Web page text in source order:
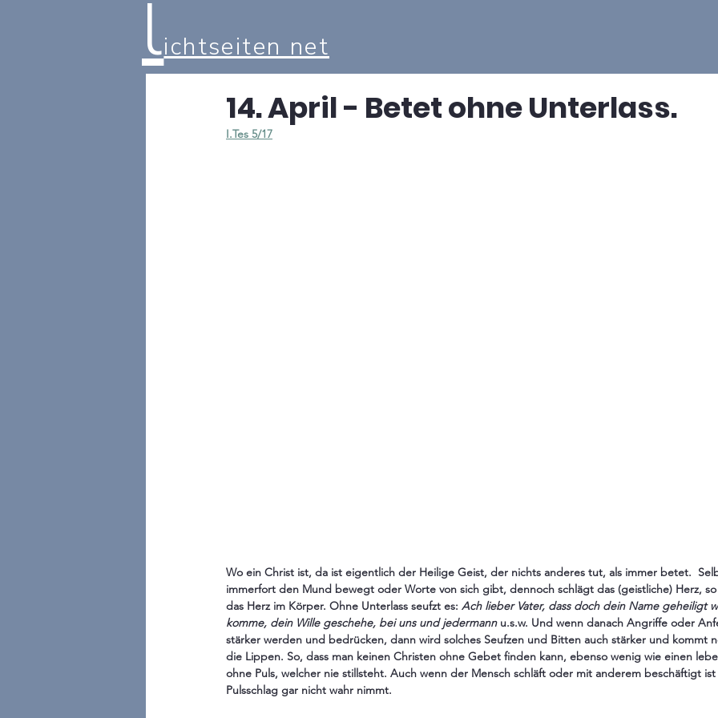
lichtseiten net
14. April - Betet ohne Unterlass.
I.Tes 5/17
Wo ein Christ ist, da ist eigentlich der Heilige Geist, der nichts anderes tut, als immer betet.
immerfort den Mund bewegt oder Worte von sich gibt, dennoch schlägt das (geistliche) Herz,
das Herz im Körper. Ohne Unterlass seufzt es: Ach lieber Vater, dass doch dein Name geheiligt
komme, dein Wille geschehe, bei uns und jedermann u.s.w. Und wenn danach Angriffe oder
stärker werden und bedrücken, dann wird solches Seufzen und Bitten auch stärker und kommt
die Lippen. So, dass man keinen Christen ohne Gebet finden kann, ebenso wenig wie einen
ohne Puls, welcher nie stillsteht. Auch wenn der Mensch schläft oder mit anderem beschäftigt
Pulsschlag gar nicht wahr nimmt.